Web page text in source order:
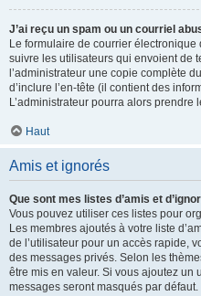
J’ai reçu un spam ou un courriel
Le formulaire de courrier
suivre les utilisateurs qui envoient de
l’administrateur une copie complète
d’inclure l’en-tête (il contient des
L’administrateur pourra alors prendre
Haut
Amis et ignorés
Que sont mes listes d’amis et
Vous pouvez utiliser ces listes pour
Les membres ajoutés à votre liste
de l’utilisateur pour un accès rapide,
des messages privés. Selon les
être mis en valeur. Si vous ajoutez un
messages seront masqués par défaut.